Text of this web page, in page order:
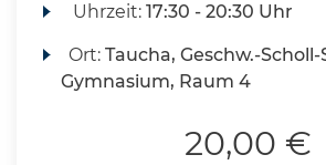
Uhrzeit:17:30 - 20:30 Uhr
Ort:Taucha, Geschw.-Scholl-
Gymnasium, Raum 4
20,00 €